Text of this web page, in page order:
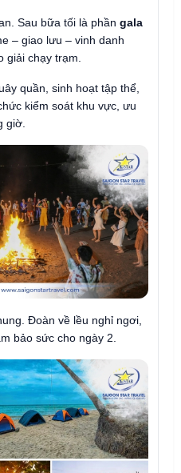
Sau bữa tối là phần gala
– giao lưu – vinh danh
giải chạy trạm.
quần, sinh hoạt tập thể,
kiểm soát khu vực, ưu
giờ.
Đoàn về lều nghỉ ngơi,
bảo sức cho ngày 2.